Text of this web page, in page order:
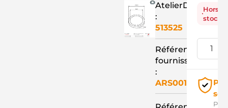
AtelierD
:
513525
Référence
fournisseur
:
ARS0015
Hors
stock